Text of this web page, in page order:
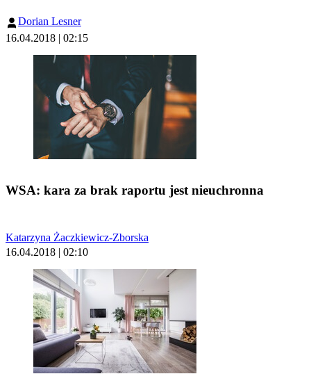
Dorian Lesner
16.04.2018 | 02:15
WSA: kara za brak raportu jest nieuchronna
Katarzyna Żaczkiewicz-Zborska
16.04.2018 | 02:10